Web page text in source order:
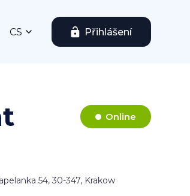
CS Přihlášení
Online
54, 30-347, Krakow